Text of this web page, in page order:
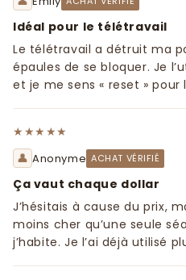
Idéal pour le télétravail
Le télétravail a détruit ma
épaules de se bloquer. Je
et je me sens « reset » pour
★★★★★
👤 Anonyme ACHAT VÉRIFIÉ
Ça vaut chaque dollar
J’hésitais à cause du prix,
moins cher qu’une seule
j’habite. Je l’ai déjà utilisé